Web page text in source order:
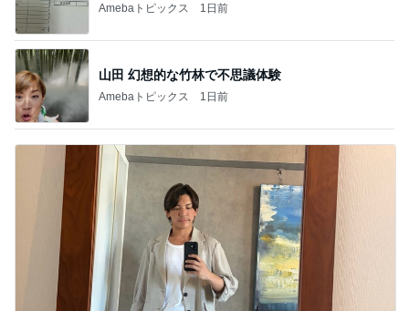
Amebaトピックス 1日前
山田 幻想的な竹林で不思議体験
Amebaトピックス 1日前